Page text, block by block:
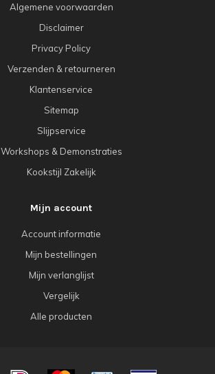
Algemene voorwaarden
Disclaimer
Privacy Policy
Verzenden & retourneren
Klantenservice
Sitemap
Slijpservice
Workshops & Demonstraties
Kookstijl Zakelijk
Mijn account
Account informatie
Mijn bestellingen
Mijn verlanglijst
Vergelijk
Alle producten